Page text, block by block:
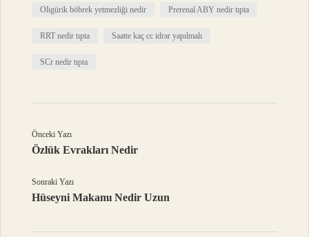
Oligürik böbrek yetmezliği nedir Prerenal ABY nedir tıpta
RRT nedir tıpta Saatte kaç cc idrar yapılmalı
SCr nedir tıpta
Önceki Yazı
Özlük Evrakları Nedir
Sonraki Yazı
Hüseyni Makamı Nedir Uzun